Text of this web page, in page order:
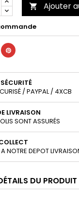
 Ajouter
/ PAYPAL / 4XCB
LIVRAISON
SONT ASSURÉS
A NOTRE DEPOT
DU PRODUIT